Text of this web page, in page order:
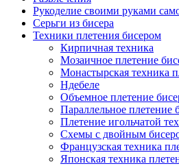
Рукоделие своими руками
Серьги из бисера
Техники плетения бисером
Кирпичная техника
Мозаичное плетение
Монастырская техника
Ндебеле
Объемное плетение
Параллельное плетение
Плетение игольчатой
Схемы с двойным
Французская техника
Японская техника